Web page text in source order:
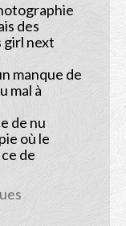
des
girl next
manque de
mal à
de nu
où le
de